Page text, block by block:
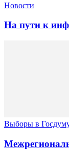
Новости
На пути к
Выборы в